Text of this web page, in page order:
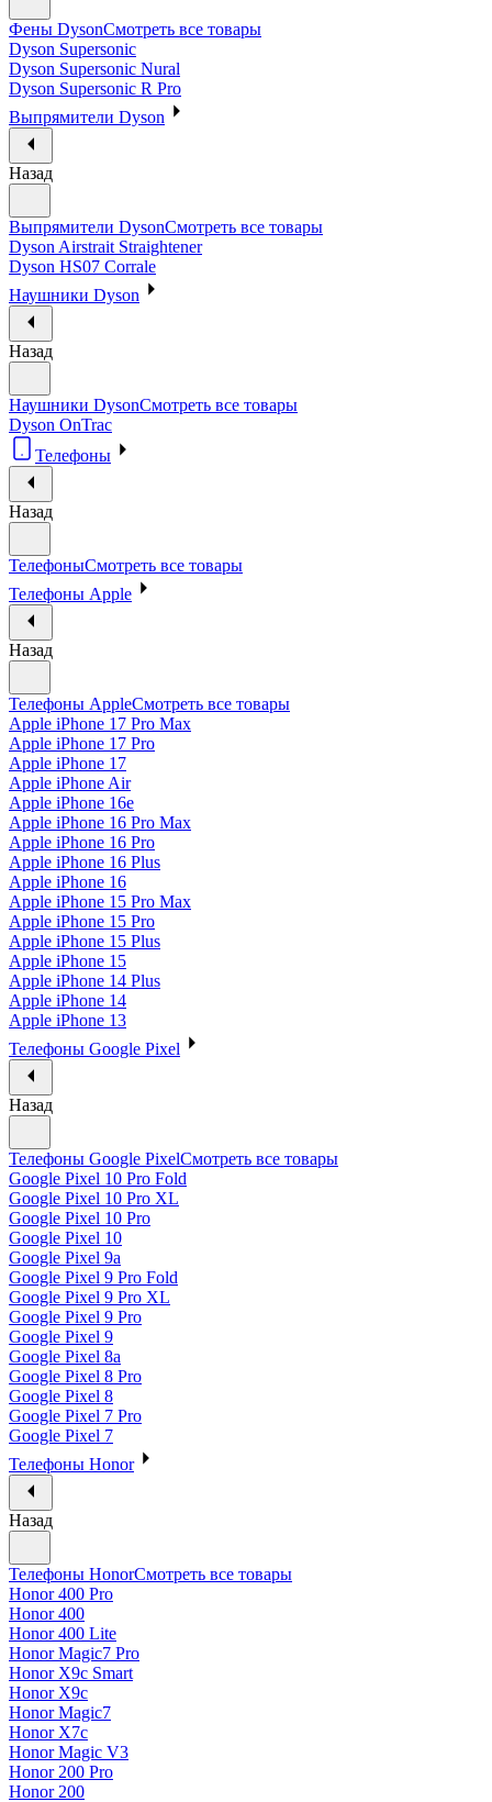
Фены DysonСмотреть все товары
Dyson Supersonic
Dyson Supersonic Nural
Dyson Supersonic R Pro
Выпрямители Dyson
Назад
Выпрямители DysonСмотреть все товары
Dyson Airstrait Straightener
Dyson HS07 Corrale
Наушники Dyson
Назад
Наушники DysonСмотреть все товары
Dyson OnTrac
Телефоны
Назад
ТелефоныСмотреть все товары
Телефоны Apple
Назад
Телефоны AppleСмотреть все товары
Apple iPhone 17 Pro Max
Apple iPhone 17 Pro
Apple iPhone 17
Apple iPhone Air
Apple iPhone 16e
Apple iPhone 16 Pro Max
Apple iPhone 16 Pro
Apple iPhone 16 Plus
Apple iPhone 16
Apple iPhone 15 Pro Max
Apple iPhone 15 Pro
Apple iPhone 15 Plus
Apple iPhone 15
Apple iPhone 14 Plus
Apple iPhone 14
Apple iPhone 13
Телефоны Google Pixel
Назад
Телефоны Google PixelСмотреть все товары
Google Pixel 10 Pro Fold
Google Pixel 10 Pro XL
Google Pixel 10 Pro
Google Pixel 10
Google Pixel 9a
Google Pixel 9 Pro Fold
Google Pixel 9 Pro XL
Google Pixel 9 Pro
Google Pixel 9
Google Pixel 8a
Google Pixel 8 Pro
Google Pixel 8
Google Pixel 7 Pro
Google Pixel 7
Телефоны Honor
Назад
Телефоны HonorСмотреть все товары
Honor 400 Pro
Honor 400
Honor 400 Lite
Honor Magic7 Pro
Honor X9c Smart
Honor X9c
Honor Magic7
Honor X7c
Honor Magic V3
Honor 200 Pro
Honor 200